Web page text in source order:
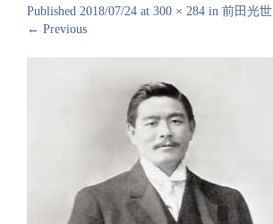
Published 2018/07/24 at 300 × 284 in 前田光世
← Previous